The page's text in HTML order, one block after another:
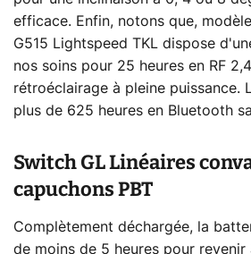
efficace. Enfin, notons que,
G515 Lightspeed TKL dispose
nos soins pour 25 heures en RF
rétroéclairage à pleine puissance.
plus de 625 heures en Bluetooth
Switch GL Linéaires
capuchons PBT
Complètement déchargée, la
de moins de 5 heures pour revenir